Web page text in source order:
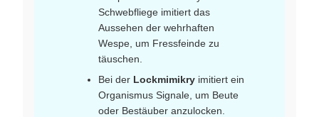
Schwebfliege imitiert das
Aussehen der wehrhaften
Wespe, um Fressfeinde zu
täuschen.
Bei der Lockmimikry imitiert ein
Organismus Signale, um Beute
oder Bestäuber anzulocken.